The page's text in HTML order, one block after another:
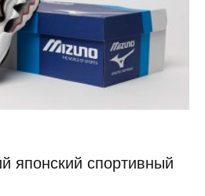
японский спортивный